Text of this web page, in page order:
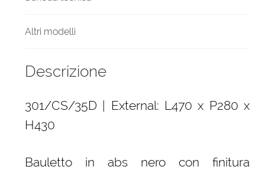
Altri modelli
Descrizione
301/CS/35D | External: L470 x P280 x
H430
Bauletto in abs nero con finitura